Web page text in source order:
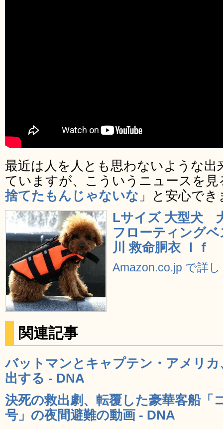
最近は人を人とも思わないような出
ていますが、こういうニュースを見
捨てたもんじゃないな 」と安心で
Lサイズ 大型犬
フローティング
川 救命胴衣 ｌｆ
Amazon.co.jp で詳
関連記事
バットマンとキャプテン・アメリ
出する - DNA
決死の救出劇、転覆した豪華客船「
号」の夜間避難の動画 - DNA